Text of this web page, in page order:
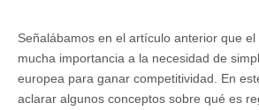
Señalábamos en el artículo anterior que el
mucha importancia a la necesidad de
europea para ganar competitividad. En
aclarar algunos conceptos sobre qué es